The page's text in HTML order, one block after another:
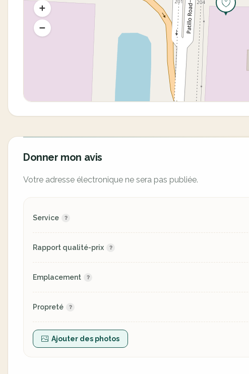
Donner mon avis
Votre adresse électronique ne sera pas publiée.
Service
Rapport qualité-prix
Emplacement
Propreté
Ajouter des photos